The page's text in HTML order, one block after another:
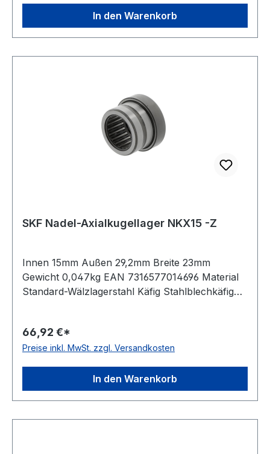
In den Warenkorb
SKF Nadel-Axialkugellager NKX15 -Z
Innen 15mm Außen 29,2mm Breite 23mm
Gewicht 0,047kg EAN 7316577014696 Material
Standard-Wälzlagerstahl Käfig Stahlblechkäfig
ABEC 1 Ausführung selbsthaltend Wirkrichtung
einseitig wirkend Schmierung für Fettschmierung
66,92 €*
Preise inkl. MwSt. zzgl. Versandkosten
In den Warenkorb